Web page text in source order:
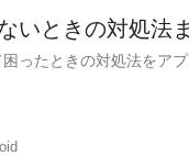
いときの対処法
ったときの対処法をア